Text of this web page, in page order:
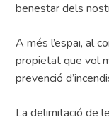
benestar dels
A més l’espai, al
propietat que vol
prevenció
La delimitació de